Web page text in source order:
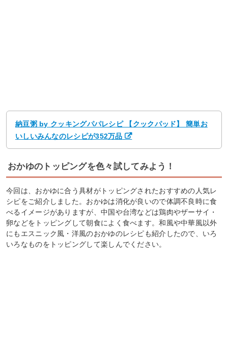
納豆粥 by クッキングパパレシピ 【クックパッド】 簡単お
いしいみんなのレシピが352万品
おかゆのトッピングを色々試してみよう！
今回は、おかゆに合う具材がトッピングされたおすすめの人気レ
シピをご紹介しました。おかゆは消化が良いので体調不良時に食
べるイメージがありますが、中国や台湾などは鶏肉やザーサイ・
卵などをトッピングして朝食によく食べます。和風や中華風以外
にもエスニック風・洋風のおかゆのレシピも紹介したので、いろ
いろなものをトッピングして楽しんでください。